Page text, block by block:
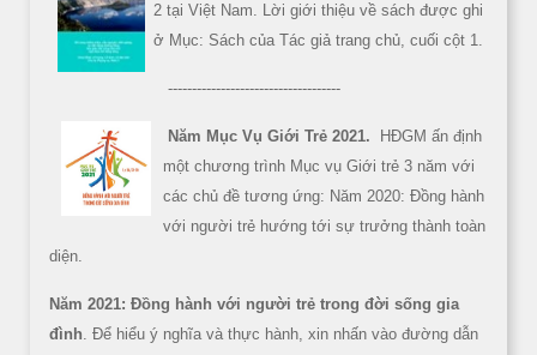
2 tại Việt Nam. Lời giới thiệu về sách được ghi
ở Mục: Sách của Tác giả trang chủ, cuối cột 1.
------------------------------------
Năm Mục Vụ Giới Trẻ 2021.
HĐGM ấn định
một chương trình Mục vụ Giới trẻ 3 năm với
các chủ đề tương ứng: Năm 2020: Đồng hành
với người trẻ hướng tới sự trưởng thành toàn
diện.
Năm 2021: Đồng hành với người trẻ trong đời sống gia
đình. Để hiểu ý nghĩa và thực hành, xin nhấn vào đường dẫn